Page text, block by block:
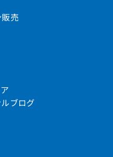
売
ブログ